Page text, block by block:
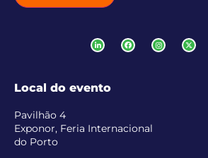
Local do evento
Pavilhão 4
Exponor, Feria Internacional
do Porto